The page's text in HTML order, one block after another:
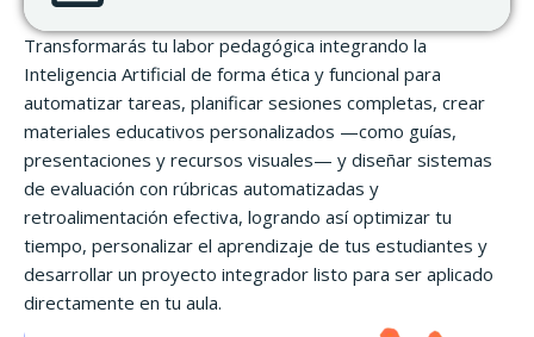
Transformarás tu labor pedagógica integrando la
Inteligencia Artificial de forma ética y funcional para
automatizar tareas, planificar sesiones completas, crear
materiales educativos personalizados —como guías,
presentaciones y recursos visuales— y diseñar sistemas
de evaluación con rúbricas automatizadas y
retroalimentación efectiva, logrando así optimizar tu
tiempo, personalizar el aprendizaje de tus estudiantes y
desarrollar un proyecto integrador listo para ser aplicado
directamente en tu aula.